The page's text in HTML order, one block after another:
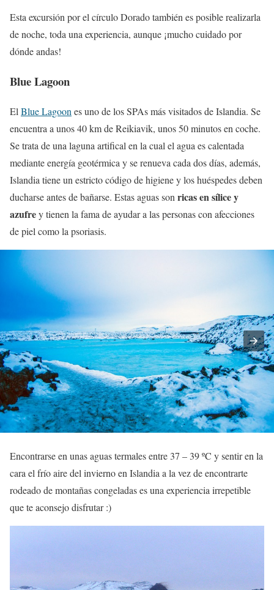
Esta excursión por el círculo Dorado también es posible realizarla
de noche, toda una experiencia, aunque ¡mucho cuidado por
dónde andas!
Blue Lagoon
El Blue Lagoon es uno de los SPAs más visitados de Islandia. Se
encuentra a unos 40 km de Reikiavik, unos 50 minutos en coche.
Se trata de una laguna artifical en la cual el agua es calentada
mediante energía geotérmica y se renueva cada dos días, además,
Islandia tiene un estricto código de higiene y los huéspedes deben
ducharse antes de bañarse. Estas aguas son ricas en sílice y
azufrey tienen la fama de ayudar a las personas con afecciones
de piel como la psoriasis.
Encontrarse en unas aguas termales entre 37 – 39 ºC y sentir en la
cara el frío aire del invierno en Islandia a la vez de encontrarte
rodeado de montañas congeladas es una experiencia irrepetible
que te aconsejo disfrutar :)